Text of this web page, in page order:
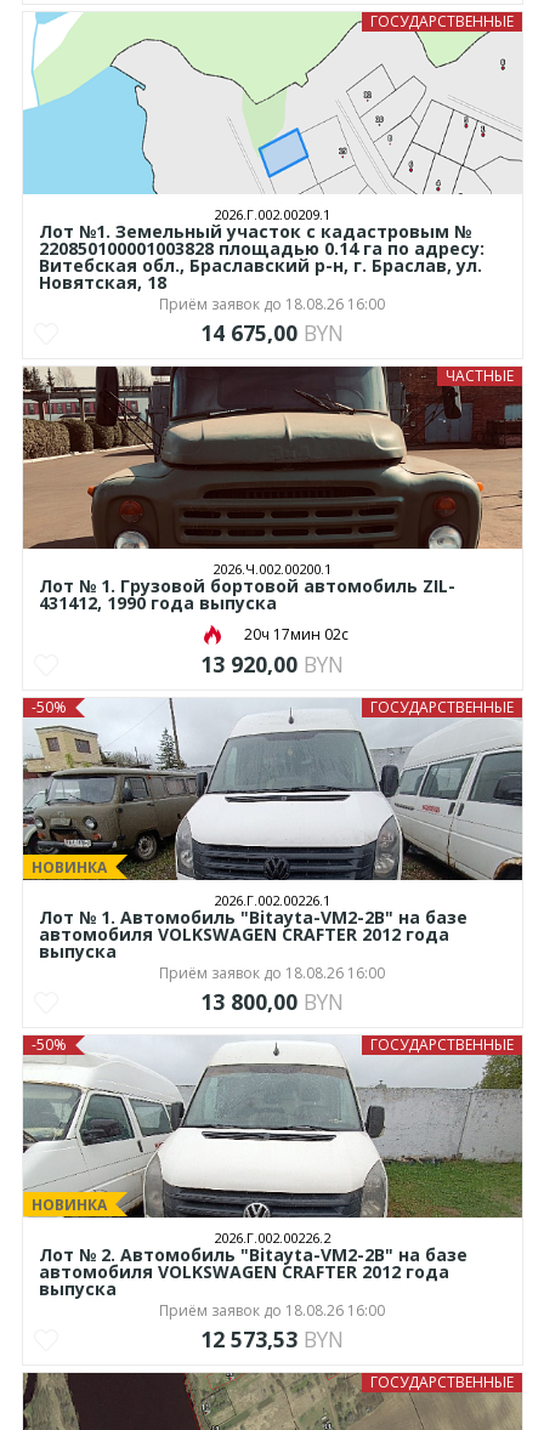
ГОСУДАРСТВЕННЫЕ
2026.Г.002.00209.1
Лот №1. Земельный участок с кадастровым №
220850100001003828 площадью 0.14 га по адресу:
Витебская обл., Браславский р-н, г. Браслав, ул.
Новятская, 18
Приём заявок до 18.08.26 16:00
14 675,00 BYN
ЧАСТНЫЕ
2026.Ч.002.00200.1
Лот № 1. Грузовой бортовой автомобиль ZIL-
431412, 1990 года выпуска
20ч 17мин 01с
13 920,00 BYN
ГОСУДАРСТВЕННЫЕ
НОВИНКА
-50%
2026.Г.002.00226.1
Лот № 1. Автомобиль "Bitayta-VM2-2B" на базе
автомобиля VOLKSWAGEN CRAFTER 2012 года
выпуска
Приём заявок до 18.08.26 16:00
13 800,00 BYN
ГОСУДАРСТВЕННЫЕ
НОВИНКА
-50%
2026.Г.002.00226.2
Лот № 2. Автомобиль "Bitayta-VM2-2B" на базе
автомобиля VOLKSWAGEN CRAFTER 2012 года
выпуска
Приём заявок до 18.08.26 16:00
12 573,53 BYN
ГОСУДАРСТВЕННЫЕ